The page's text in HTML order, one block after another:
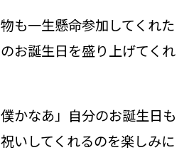
も一生懸命参加してくれた
誕生日を盛り上げてくれ
かなあ」自分のお誕生日も
いしてくれるのを楽しみに